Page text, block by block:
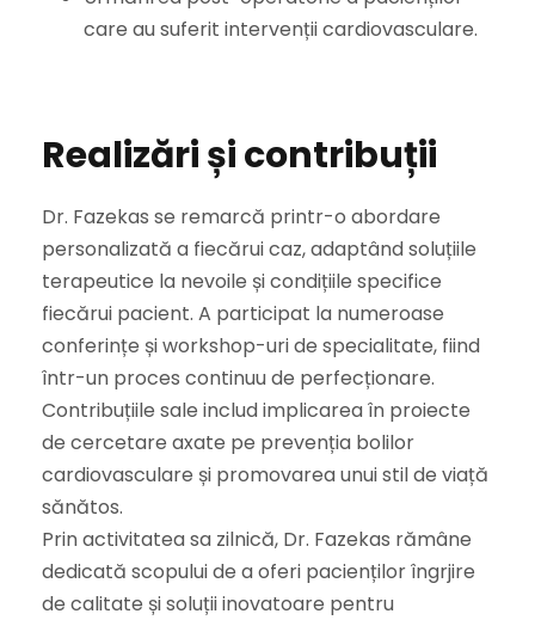
care au suferit intervenții cardiovasculare.
Realizări și contribuții
Dr. Fazekas se remarcă printr-o abordare
personalizată a fiecărui caz, adaptând soluțiile
terapeutice la nevoile și condițiile specifice
fiecărui pacient. A participat la numeroase
conferințe și workshop-uri de specialitate, fiind
într-un proces continuu de perfecționare.
Contribuțiile sale includ implicarea în proiecte
de cercetare axate pe prevenția bolilor
cardiovasculare și promovarea unui stil de viață
sănătos.
Prin activitatea sa zilnică, Dr. Fazekas rămâne
dedicată scopului de a oferi pacienților îngrjire
de calitate și soluții inovatoare pentru